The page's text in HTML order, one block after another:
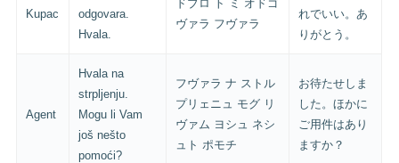
Kupac
odgovara.
Hvala.
ドブロ ト ミ オドゴ
ヴァラ フヴァラ
れでいい。あ
りがとう。
Agent
Hvala na
strpljenju.
Mogu li Vam
još nešto
pomoći?
フヴァラ ナ ストル
プリェニュ モグ リ
ヴァム ヨシュ ネシ
ュト ポモチ
お待たせしま
した。ほかに
ご用件はあり
ますか？